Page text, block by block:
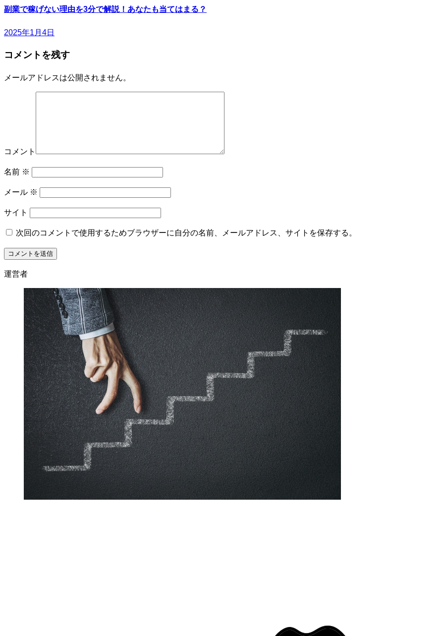
副業で稼げない理由を3分で解説！あなたも当てはまる？
2025年1月4日
コメントを残す
メールアドレスは公開されません。
コメント
名前 ※
メール ※
サイト
次回のコメントで使用するためブラウザーに自分の名前、メールアドレス、サイトを保存する。
運営者